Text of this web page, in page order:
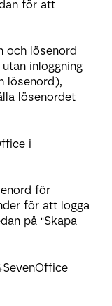
för att
och lösenord
inloggning
lösenord),
lösenordet
i
för
för att logga
på "Skapa